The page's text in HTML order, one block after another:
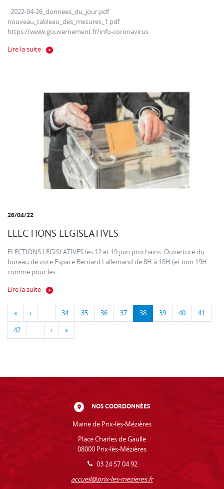
2022-04-26_donnees_du_jour.pdf
nouveau_tableau_des_mesures_1.pdf
https://www.gouvernement.fr/info-coronavirus
Lire la suite
26/04/22
ELECTIONS LEGISLATIVES
ELECTIONS LEGISLATIVES les 12 et 19 juin prochains. Ouverture du
bureau de vote Espace Bernard Lallemand de 8H à 18H (et non 19H
comme pour les...
Lire la suite
« ‹ … 34 35 36 37 38 39 40 41
42 … › »
NOS COORDONNÉES
Mairie de Prix-lès-Mézières
Place Charles de Gaulle
08000 Prix-lès-Mézières
03 24 57 04 92
accueil@prix-les-mezieres.fr